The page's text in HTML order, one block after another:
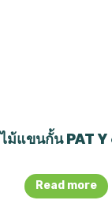
ม้แขนกั้น PAT
Read more